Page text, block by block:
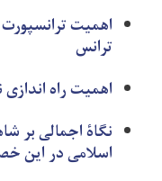
اهمیت
ترانس
اهمیت راه
نگاۀ اجمالی بر
اسلامی در این